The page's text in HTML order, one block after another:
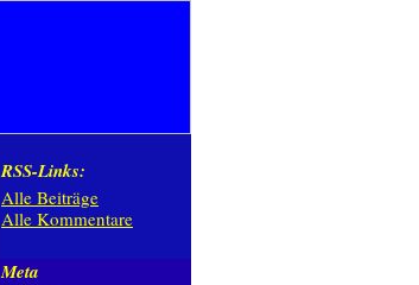
RSS-Links:
Alle Beiträge
Alle Kommentare
Meta